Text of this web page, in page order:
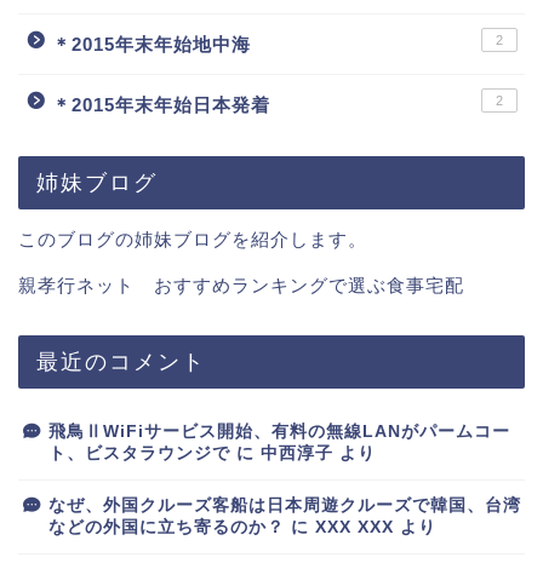
＊2015年末年始地中海 2
＊2015年末年始日本発着 2
姉妹ブログ
このブログの姉妹ブログを紹介します。
親孝行ネット おすすめランキングで選ぶ食事宅配
最近のコメント
飛鳥ⅡWiFiサービス開始、有料の無線LANがパームコー
ト、ビスタラウンジで に 中西淳子 より
なぜ、外国クルーズ客船は日本周遊クルーズで韓国、台湾
などの外国に立ち寄るのか？
に XXX XXX より